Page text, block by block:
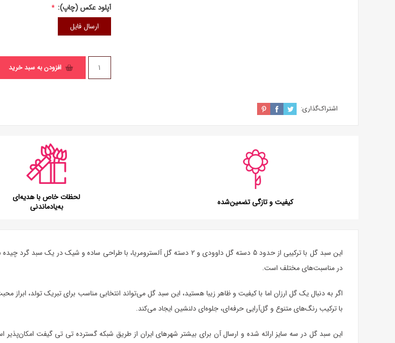
آپلود عکس (چاپ): *
ارسال فایل
افزودن به سبد خرید
اشتراک‌گذاری:
کیفیت و تازگی تضمین‌شده
لحظات خاص با هدیه‌ای
به‌یادماندنی
این سبد گل
با ترکیبی از حدود 5 دسته گل داوودی و 2 دسته گل آلسترومریا، با طراحی ساده
در مناسبت‌های مختلف است.
اگر به دنبال یکگل ارزان اما با کیفیت و ظاهر زیبا هستید، این سبد گل می‌تواند انتخابی مناسب برای تبریک تولد، ابراز
با ترکیب رنگ‌های متنوع و گل‌آرایی حرفه‌ای، جلوه‌ای دلنشین ایجاد می‌کند.
این سبد گل در سه سایز ارائه شده و ارسال آن برای بیشتر شهرهای ایران از طریق شبکه گسترده تی تی گیفت